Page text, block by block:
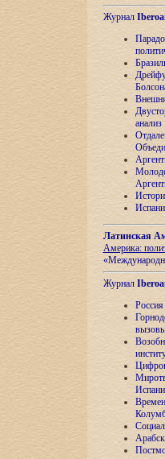
Журнал
анализ
Латинская
Америка:
Журнал